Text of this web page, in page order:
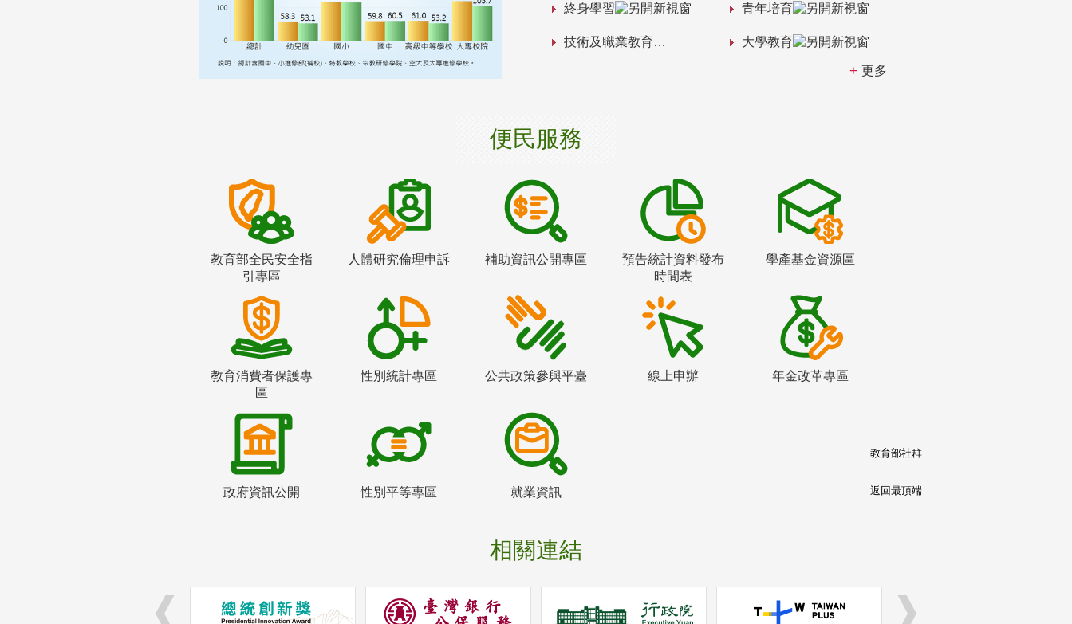
終身學習 青年培育
技術及職業教育 大學教育
更多
便民服務
教育部全民安全指
引專區
人體研究倫理申訴 補助資訊公開專區
預告統計資料發布
時間表
學產基金資源區
教育消費者保護專
區
性別統計專區 公共政策參與平臺 線上申辦 年金改革專區
政府資訊公開 性別平等專區 就業資訊
相關連結
教育部社群
返回最頂端